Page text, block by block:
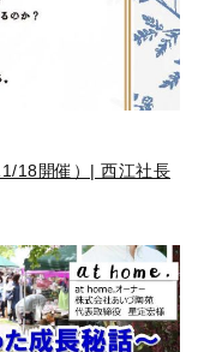
18開催）| 西江社長